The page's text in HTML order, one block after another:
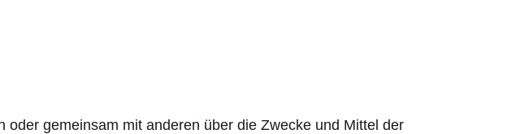
gemeinsam mit anderen über die Zwecke und Mittel der